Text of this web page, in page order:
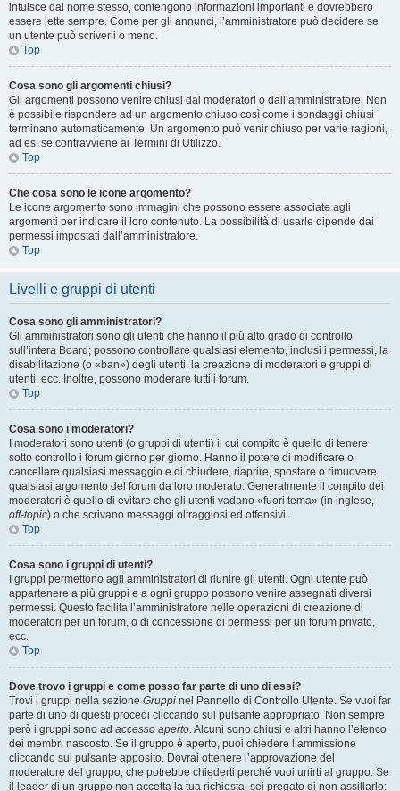
intuisce dal nome stesso, contengono informazioni importanti e dovrebbero
essere lette sempre. Come per gli annunci, l’amministratore può decidere se
un utente può scriverli o meno.
Top
Cosa sono gli argomenti chiusi?
Gli argomenti possono venire chiusi dai moderatori o dall’amministratore. Non
è possibile rispondere ad un argomento chiuso così come i sondaggi chiusi
terminano automaticamente. Un argomento può venir chiuso per varie ragioni,
ad es. se contravviene ai Termini di Utilizzo.
Top
Che cosa sono le icone argomento?
Le icone argomento sono immagini che possono essere associate agli
argomenti per indicare il loro contenuto. La possibilità di usarle dipende dai
permessi impostati dall’amministratore.
Top
Livelli e gruppi di utenti
Cosa sono gli amministratori?
Gli amministratori sono gli utenti che hanno il più alto grado di controllo
sull’intera Board; possono controllare qualsiasi elemento, inclusi i permessi, la
disabilitazione (o «ban») degli utenti, la creazione di moderatori e gruppi di
utenti, ecc. Inoltre, possono moderare tutti i forum.
Top
Cosa sono i moderatori?
I moderatori sono utenti (o gruppi di utenti) il cui compito è quello di tenere
sotto controllo i forum giorno per giorno. Hanno il potere di modificare o
cancellare qualsiasi messaggio e di chiudere, riaprire, spostare o rimuovere
qualsiasi argomento del forum da loro moderato. Generalmente il compito dei
moderatori è quello di evitare che gli utenti vadano «fuori tema» (in inglese,
off-topic) o che scrivano messaggi oltraggiosi ed offensivi.
Top
Cosa sono i gruppi di utenti?
I gruppi permettono agli amministratori di riunire gli utenti. Ogni utente può
appartenere a più gruppi e a ogni gruppo possono venire assegnati diversi
permessi. Questo facilita l’amministratore nelle operazioni di creazione di
moderatori per un forum, o di concessione di permessi per un forum privato,
ecc.
Top
Dove trovo i gruppi e come posso far parte di uno di essi?
Trovi i gruppi nella sezione Gruppi nel Pannello di Controllo Utente. Se vuoi far
parte di uno di questi procedi cliccando sul pulsante appropriato. Non sempre
però i gruppi sono ad accesso aperto. Alcuni sono chiusi e altri hanno l’elenco
dei membri nascosto. Se il gruppo è aperto, puoi chiedere l’ammissione
cliccando sul pulsante apposito. Dovrai ottenere l’approvazione del
moderatore del gruppo, che potrebbe chiederti perché vuoi unirti al gruppo. Se
il leader di un gruppo non accetta la tua richiesta, sei pregato di non assillarlo: